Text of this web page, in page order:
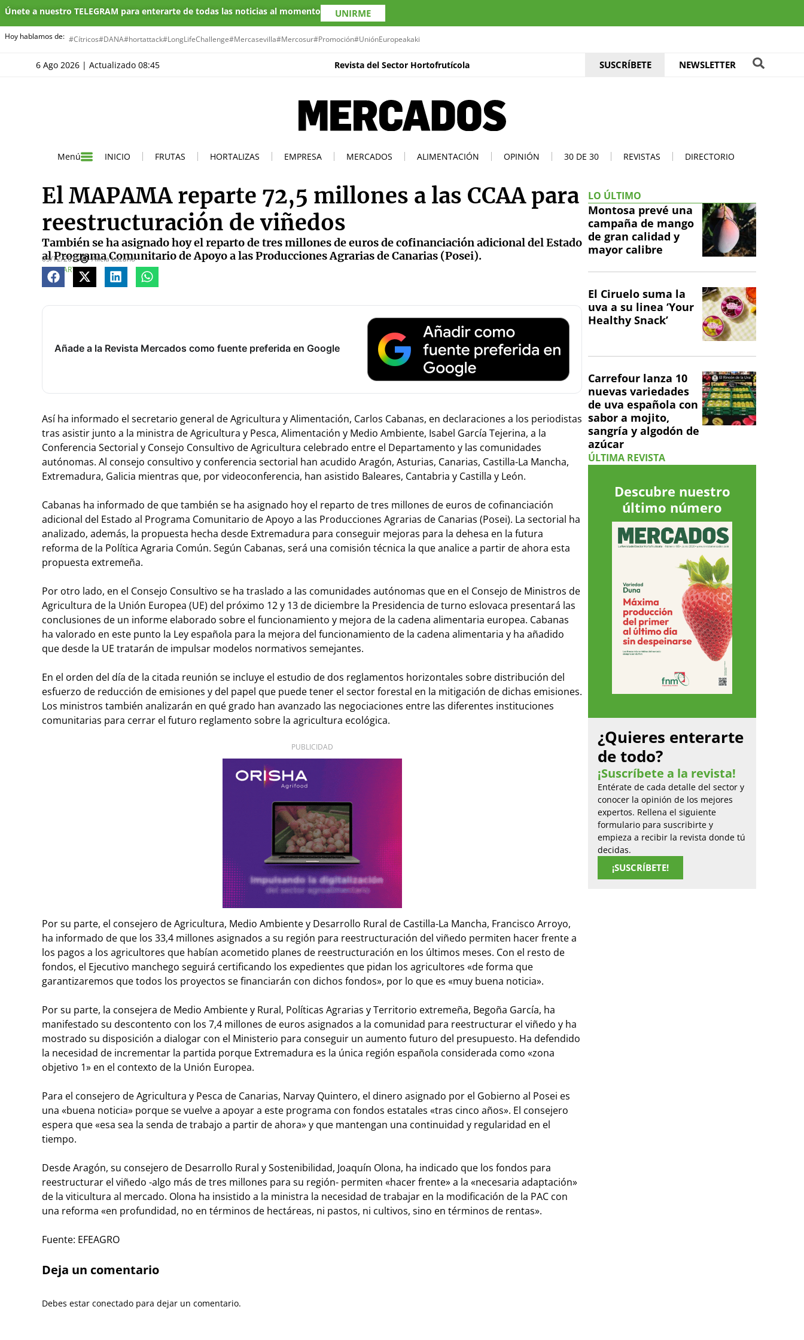
Únete a nuestro TELEGRAM para enterarte de todas las noticias al momento UNIRME
Hoy hablamos de: #Cítricos#DANA#hortattack#LongLifeChallenge#Mercasevilla#Mercosur#Promoción#UniónEuropeakaki
6 Ago 2026 | Actualizado 08:45 Revista del Sector Hortofrutícola SUSCRÍBETE NEWSLETTER
Menú INICIO FRUTAS HORTALIZAS EMPRESA MERCADOS ALIMENTACIÓN OPINIÓN 30 DE 30 REVISTAS DIRECTORIO
El MAPAMA reparte 72,5 millones a las CCAA para
reestructuración de viñedos
También se ha asignado hoy el reparto de tres millones de euros de cofinanciación adicional del Estado
al Programa Comunitario de Apoyo a las Producciones Agrarias de Canarias (Posei).
05/12/2016
Alicia Lozano
COMPARTE
Añade a la Revista Mercados como fuente preferida en Google
Así ha informado el secretario general de Agricultura y Alimentación, Carlos Cabanas, en declaraciones a los periodistas
tras asistir junto a la ministra de Agricultura y Pesca, Alimentación y Medio Ambiente, Isabel García Tejerina, a la
Conferencia Sectorial y Consejo Consultivo de Agricultura celebrado entre el Departamento y las comunidades
autónomas. Al consejo consultivo y conferencia sectorial han acudido Aragón, Asturias, Canarias, Castilla-La Mancha,
Extremadura, Galicia mientras que, por videoconferencia, han asistido Baleares, Cantabria y Castilla y León.
Cabanas ha informado de que también se ha asignado hoy el reparto de tres millones de euros de cofinanciación
adicional del Estado al Programa Comunitario de Apoyo a las Producciones Agrarias de Canarias (Posei). La sectorial ha
analizado, además, la propuesta hecha desde Extremadura para conseguir mejoras para la dehesa en la futura
reforma de la Política Agraria Común. Según Cabanas, será una comisión técnica la que analice a partir de ahora esta
propuesta extremeña.
Por otro lado, en el Consejo Consultivo se ha traslado a las comunidades autónomas que en el Consejo de Ministros de
Agricultura de la Unión Europea (UE) del próximo 12 y 13 de diciembre la Presidencia de turno eslovaca presentará las
conclusiones de un informe elaborado sobre el funcionamiento y mejora de la cadena alimentaria europea. Cabanas
ha valorado en este punto la Ley española para la mejora del funcionamiento de la cadena alimentaria y ha añadido
que desde la UE tratarán de impulsar modelos normativos semejantes.
En el orden del día de la citada reunión se incluye el estudio de dos reglamentos horizontales sobre distribución del
esfuerzo de reducción de emisiones y del papel que puede tener el sector forestal en la mitigación de dichas emisiones.
Los ministros también analizarán en qué grado han avanzado las negociaciones entre las diferentes instituciones
comunitarias para cerrar el futuro reglamento sobre la agricultura ecológica.
PUBLICIDAD
Por su parte, el consejero de Agricultura, Medio Ambiente y Desarrollo Rural de Castilla-La Mancha, Francisco Arroyo,
ha informado de que los 33,4 millones asignados a su región para reestructuración del viñedo permiten hacer frente a
los pagos a los agricultores que habían acometido planes de reestructuración en los últimos meses. Con el resto de
fondos, el Ejecutivo manchego seguirá certificando los expedientes que pidan los agricultores «de forma que
garantizaremos que todos los proyectos se financiarán con dichos fondos», por lo que es «muy buena noticia».
Por su parte, la consejera de Medio Ambiente y Rural, Políticas Agrarias y Territorio extremeña, Begoña García, ha
manifestado su descontento con los 7,4 millones de euros asignados a la comunidad para reestructurar el viñedo y ha
mostrado su disposición a dialogar con el Ministerio para conseguir un aumento futuro del presupuesto. Ha defendido
la necesidad de incrementar la partida porque Extremadura es la única región española considerada como «zona
objetivo 1» en el contexto de la Unión Europea.
Para el consejero de Agricultura y Pesca de Canarias, Narvay Quintero, el dinero asignado por el Gobierno al Posei es
una «buena noticia» porque se vuelve a apoyar a este programa con fondos estatales «tras cinco años». El consejero
espera que «esa sea la senda de trabajo a partir de ahora» y que mantengan una continuidad y regularidad en el
tiempo.
Desde Aragón, su consejero de Desarrollo Rural y Sostenibilidad, Joaquín Olona, ha indicado que los fondos para
reestructurar el viñedo -algo más de tres millones para su región- permiten «hacer frente» a la «necesaria adaptación»
de la viticultura al mercado. Olona ha insistido a la ministra la necesidad de trabajar en la modificación de la PAC con
una reforma «en profundidad, no en términos de hectáreas, ni pastos, ni cultivos, sino en términos de rentas».
Fuente: EFEAGRO
Deja un comentario
Debes estar conectado para dejar un comentario.
LO ÚLTIMO
Montosa prevé una
campaña de mango
de gran calidad y
mayor calibre
El Ciruelo suma la
uva a su linea ‘Your
Healthy Snack’
Carrefour lanza 10
nuevas variedades
de uva española con
sabor a mojito,
sangría y algodón de
azúcar
ÚLTIMA REVISTA
Descubre nuestro
último número
¿Quieres enterarte
de todo?
¡Suscríbete a la revista!
Entérate de cada detalle del sector y
conocer la opinión de los mejores
expertos. Rellena el siguiente
formulario para suscribirte y
empieza a recibir la revista donde tú
decidas.
¡SUSCRÍBETE!